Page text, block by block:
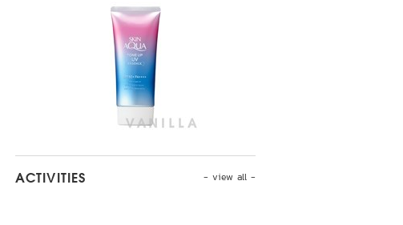
- view all -
ACTIVITIES